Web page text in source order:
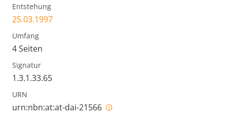
Entstehung
25.03.1997
Umfang
4 Seiten
Signatur
1.3.1.33.65
URN
urn:nbn:at:at-dai-21566